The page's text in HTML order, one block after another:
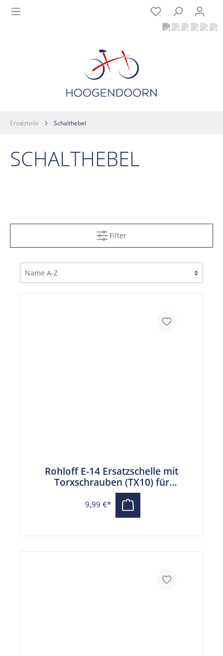
Ersatzteile Schalthebel
SCHALTHEBEL
Filter
Rohloff E-14 Ersatzschelle mit
Torxschrauben (TX10) für
Trigger Shifter
9,99 €*